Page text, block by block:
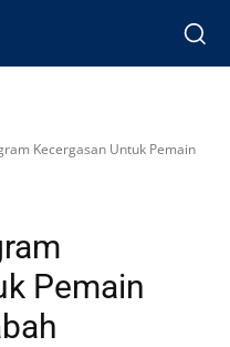
Kecergasan Untuk Pemain
Pemain